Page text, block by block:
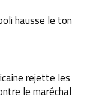
hausse le ton
rejette les
le maréchal